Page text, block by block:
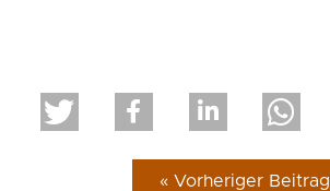
« Vorheriger Beitrag